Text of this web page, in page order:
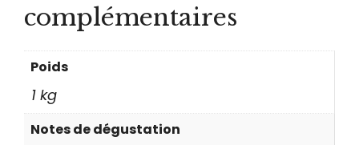
complémentaires
Poids
1 kg
Notes de dégustation